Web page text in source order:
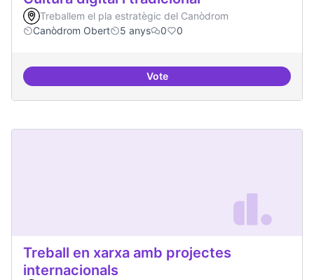
Treballem el pla estratègic del Canòdrom
Canòdrom Obert
5 anys 0 0
VoteCultura digital i tradicional
Treball en xarxa amb projectes
internacionals